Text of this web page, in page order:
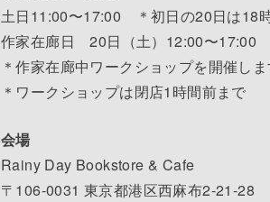
土日11:00〜17:00 ＊初日の20日は18
作家在廊日 20日（土）12:00〜17:00
＊作家在廊中ワークショップを開催し
＊ワークショップは閉店1時間前まで
会場
Rainy Day Bookstore & Cafe
〒106-0031 東京都港区西麻布2-21-28